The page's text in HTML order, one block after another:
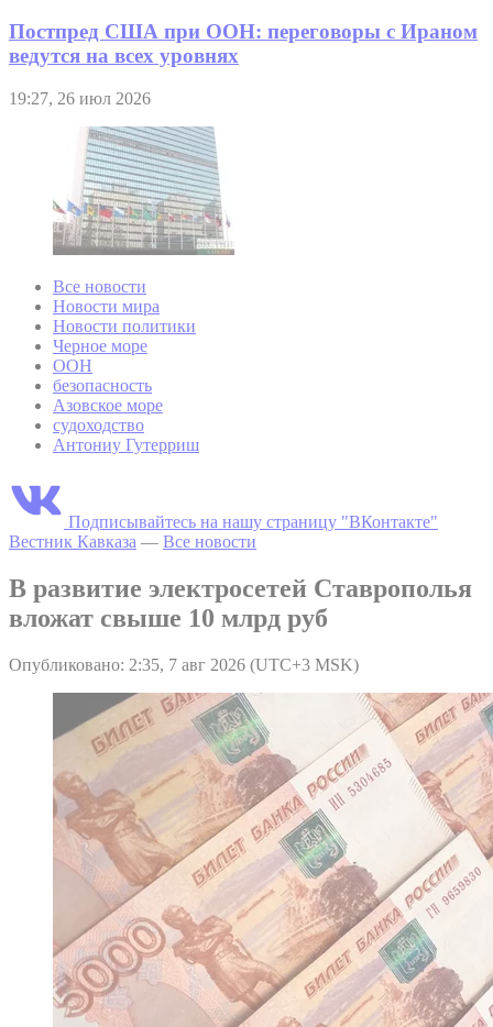
Постпред США при ООН: переговоры с Ираном
ведутся на всех уровнях
19:27, 26 июл 2026
Все новости
Новости мира
Новости политики
Черное море
ООН
безопасность
Азовское море
судоходство
Антониу Гутерриш
Подписывайтесь на нашу страницу "ВКонтакте"
Вестник Кавказа — Все новости
В развитие электросетей Ставрополья
вложат свыше 10 млрд руб
Опубликовано: 2:35, 7 авг 2026 (UTC+3 MSK)